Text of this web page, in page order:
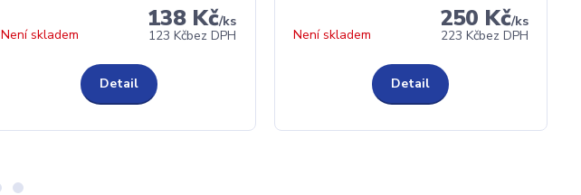
138 Kč/ks
123 Kčbez DPH
Není skladem
Detail
250 Kč/ks
223 Kčbez DPH
Není skladem
Detail